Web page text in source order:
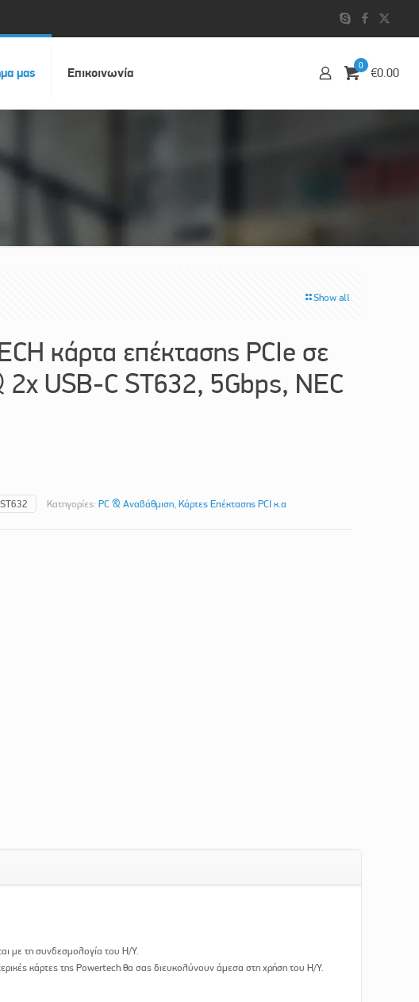
μας Επικοινωvία 0 €0.00
Show all
κάρτα επέκτασης PCIe σε
USB-C ST632, 5Gbps, NEC
ST632 Κατηγορίες: PC & Αναβάθμιση, Κάρτες Επέκτασης PCI κ.α
με τη συνδεσμολογία του Η/Υ.
κάρτες της Powertech θα σας διευκολύνουν άμεσα στη χρήση του Η/Υ.